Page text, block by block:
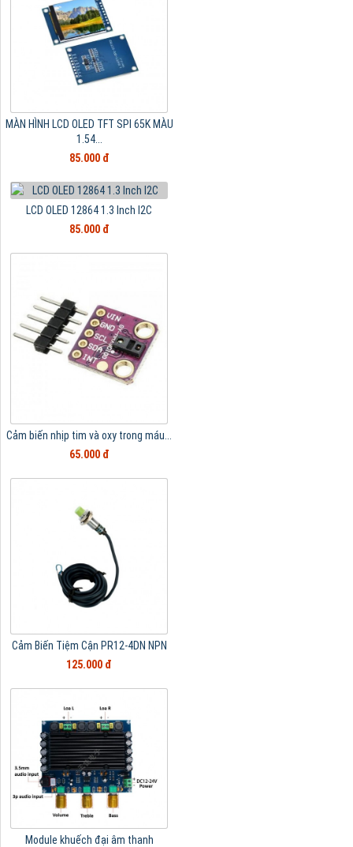
MÀN HÌNH LCD OLED TFT SPI 65K MÀU
1.54...
85.000 đ
LCD OLED 12864 1.3 Inch I2C
85.000 đ
Cảm biến nhịp tim và oxy trong máu...
65.000 đ
Cảm Biến Tiệm Cận PR12-4DN NPN
125.000 đ
Module khuếch đại âm thanh